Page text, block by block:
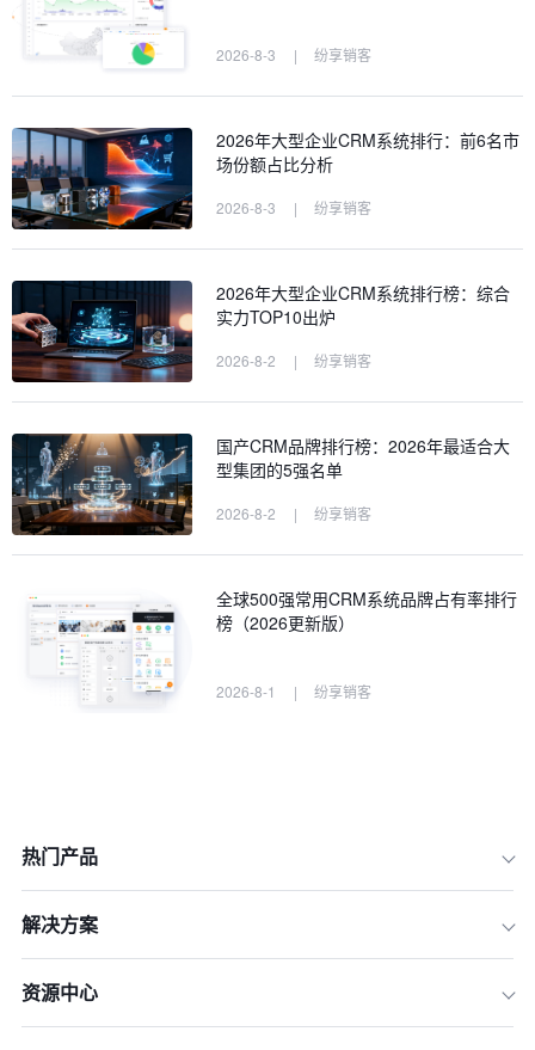
2026-8-3 | 纷享销客
2026年大型企业CRM系统排行：前6名市
场份额占比分析
2026-8-3 | 纷享销客
2026年大型企业CRM系统排行榜：综合
实力TOP10出炉
2026-8-2 | 纷享销客
国产CRM品牌排行榜：2026年最适合大
型集团的5强名单
2026-8-2 | 纷享销客
全球500强常用CRM系统品牌占有率排行
榜（2026更新版）
2026-8-1 | 纷享销客
热门产品
解决方案
资源中心